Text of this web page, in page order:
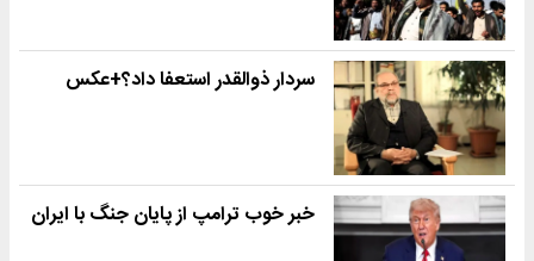
سردار ذوالقدر استعفا داد؟+عکس
خبر خوب ترامپ از پایان جنگ با ایران